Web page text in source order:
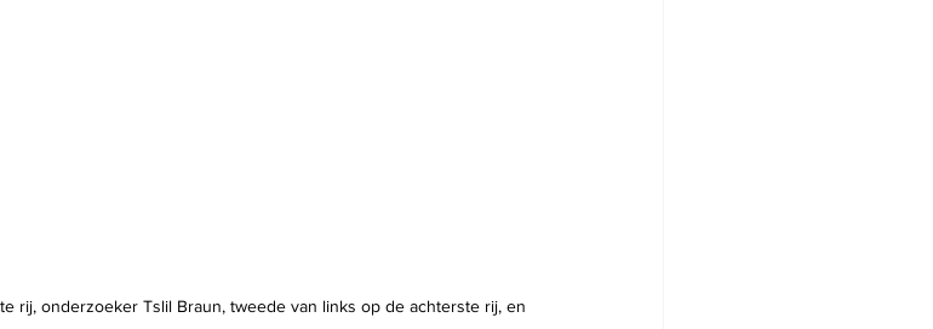
rij, onderzoeker Tslil Braun, tweede van links op de achterste rij, en